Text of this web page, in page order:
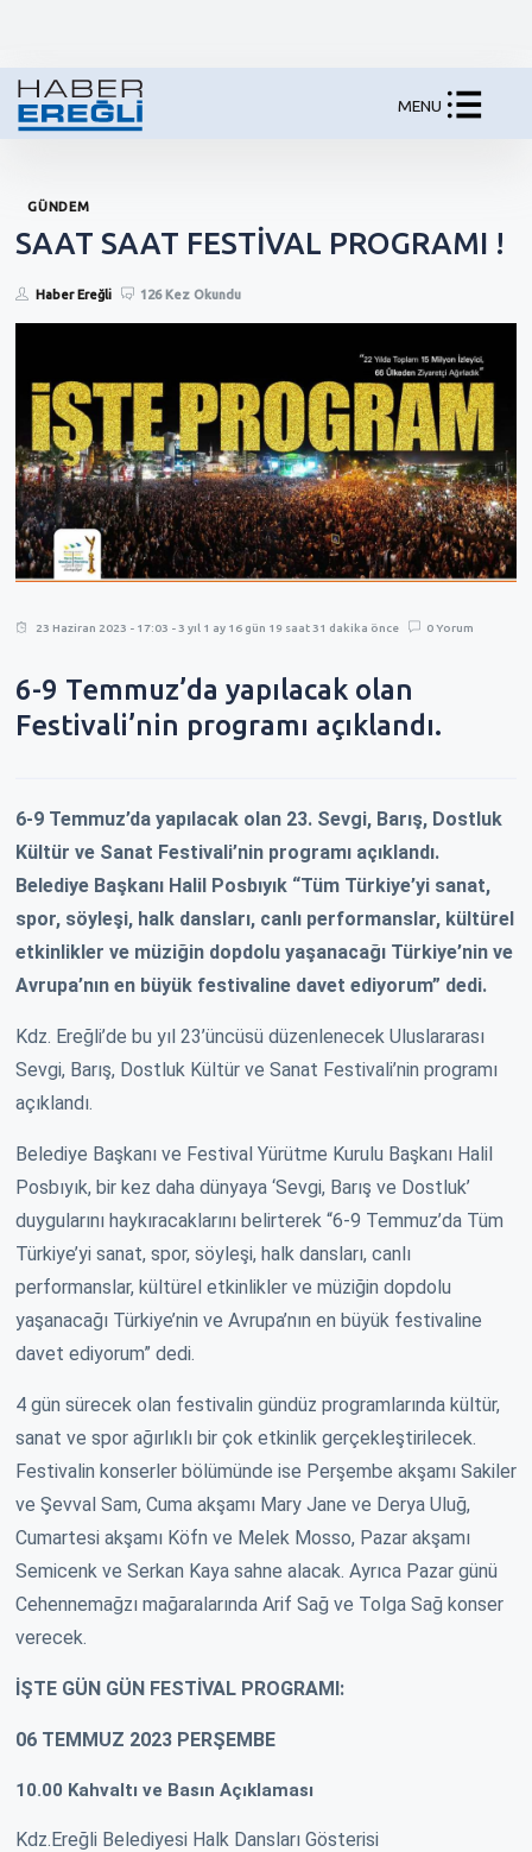
MENU
GÜNDEM
SAAT SAAT FESTİVAL PROGRAMI !
Haber Ereğli 126 Kez Okundu
23 Haziran 2023 - 17:03 - 3 yıl 1 ay 16 gün 19 saat 31 dakika önce 0 Yorum
6-9 Temmuz’da yapılacak olan
Festivali’nin programı açıklandı.
6-9 Temmuz’da yapılacak olan 23. Sevgi, Barış, Dostluk
Kültür ve Sanat Festivali’nin programı açıklandı.
Belediye Başkanı Halil Posbıyık “Tüm Türkiye’yi sanat,
spor, söyleşi, halk dansları, canlı performanslar, kültürel
etkinlikler ve müziğin dopdolu yaşanacağı Türkiye’nin ve
Avrupa’nın en büyük festivaline davet ediyorum” dedi.
Kdz. Ereğli’de bu yıl 23’üncüsü düzenlenecek Uluslararası
Sevgi, Barış, Dostluk Kültür ve Sanat Festivali’nin programı
açıklandı.
Belediye Başkanı ve Festival Yürütme Kurulu Başkanı Halil
Posbıyık, bir kez daha dünyaya ‘Sevgi, Barış ve Dostluk’
duygularını haykıracaklarını belirterek “6-9 Temmuz’da Tüm
Türkiye’yi sanat, spor, söyleşi, halk dansları, canlı
performanslar, kültürel etkinlikler ve müziğin dopdolu
yaşanacağı Türkiye’nin ve Avrupa’nın en büyük festivaline
davet ediyorum” dedi.
4 gün sürecek olan festivalin gündüz programlarında kültür,
sanat ve spor ağırlıklı bir çok etkinlik gerçekleştirilecek.
Festivalin konserler bölümünde ise Perşembe akşamı Sakiler
ve Şevval Sam, Cuma akşamı Mary Jane ve Derya Uluğ,
Cumartesi akşamı Köfn ve Melek Mosso, Pazar akşamı
Semicenk ve Serkan Kaya sahne alacak. Ayrıca Pazar günü
Cehennemağzı mağaralarında Arif Sağ ve Tolga Sağ konser
verecek.
İŞTE GÜN GÜN FESTİVAL PROGRAMI:
06 TEMMUZ 2023 PERŞEMBE
10.00 Kahvaltı ve Basın Açıklaması
Kdz.Ereğli Belediyesi Halk Dansları Gösterisi